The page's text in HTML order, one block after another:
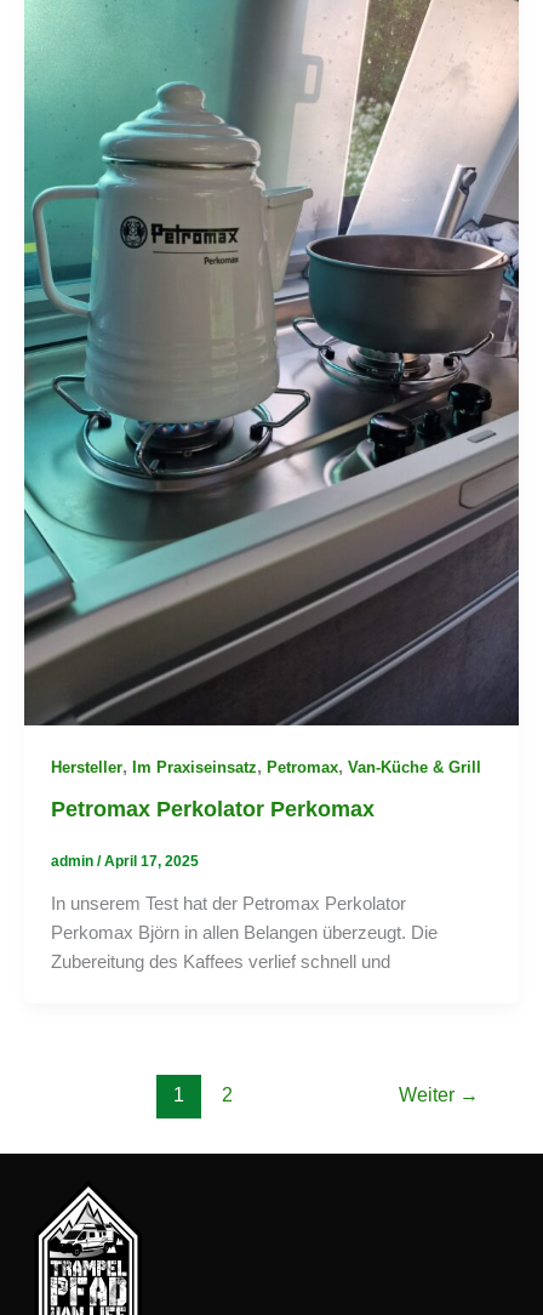
Hersteller, Im Praxiseinsatz, Petromax, Van-Küche & Grill
Petromax Perkolator Perkomax
admin /April 17, 2025
In unserem Test hat der Petromax Perkolator
Perkomax Björn in allen Belangen überzeugt. Die
Zubereitung des Kaffees verlief schnell und
1 2 Weiter →